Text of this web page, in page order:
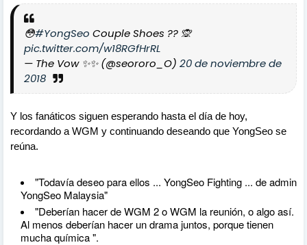
😳#YongSeo Couple Shoes ?? 🙊
pic.twitter.com/w18RGfHrRL
— The Vow ✨✨ (@seororo_O) 20 de noviembre de
2018
Y los fanáticos siguen esperando hasta el día de hoy,
recordando a WGM y continuando deseando que YongSeo se
reúna.
"Todavía deseo para ellos ... YongSeo Fighting ... de admin
YongSeo Malaysia"
"Deberían hacer de WGM 2 o WGM la reunión, o algo así.
Al menos deberían hacer un drama juntos, porque tienen
mucha química ".